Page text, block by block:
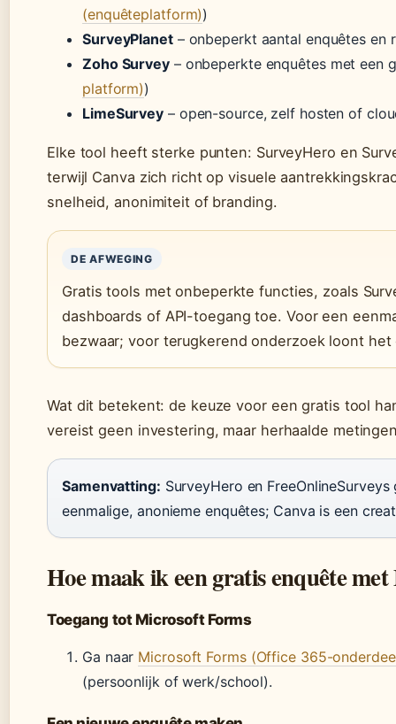
(enquêteplatform))
SurveyPlanet– onbeperkt aantal enquêtes en
Zoho Survey– onbeperkte enquêtes met een
platform))
LimeSurvey – open-source, zelf hosten of
Elke tool heeft sterke punten: SurveyHero en
terwijl Canva zich richt op visuele
snelheid, anonimiteit of branding.
DE AFWEGING
Gratis tools met onbeperkte functies, zoals
dashboards of API-toegang toe. Voor een
bezwaar; voor terugkerend onderzoek loont
Wat dit betekent: de keuze voor een gratis tool
vereist geen investering, maar herhaalde
Samenvatting: SurveyHero en
eenmalige, anonieme enquêtes; Canva is een
Hoe maak ik een gratis enquête
Toegang tot Microsoft Forms
Ga naar Microsoft Forms (Office 365-
(persoonlijk of werk/school).